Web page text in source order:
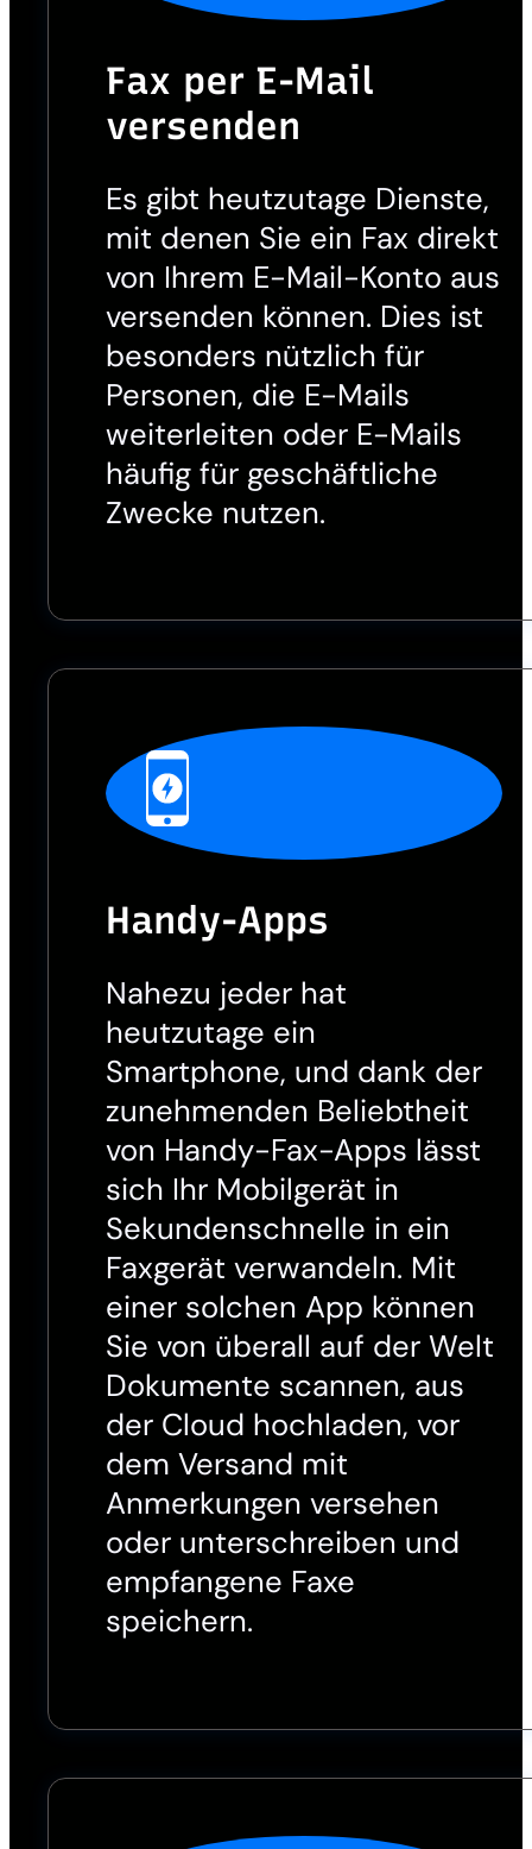
Fax per E-Mail
versenden
Es gibt heutzutage Dienste,
mit denen Sie ein Fax direkt
von Ihrem E-Mail-Konto aus
versenden können. Dies ist
besonders nützlich für
Personen, die E-Mails
weiterleiten oder E-Mails
häufig für geschäftliche
Zwecke nutzen.
Handy-Apps
Nahezu jeder hat
heutzutage ein
Smartphone, und dank der
zunehmenden Beliebtheit
von Handy-Fax-Apps lässt
sich Ihr Mobilgerät in
Sekundenschnelle in ein
Faxgerät verwandeln. Mit
einer solchen App können
Sie von überall auf der Welt
Dokumente scannen, aus
der Cloud hochladen, vor
dem Versand mit
Anmerkungen versehen
oder unterschreiben und
empfangene Faxe
speichern.